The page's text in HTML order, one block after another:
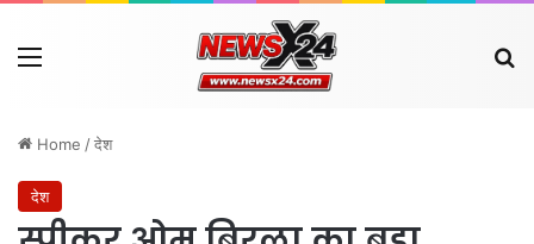
Menu
Home /देश
देश